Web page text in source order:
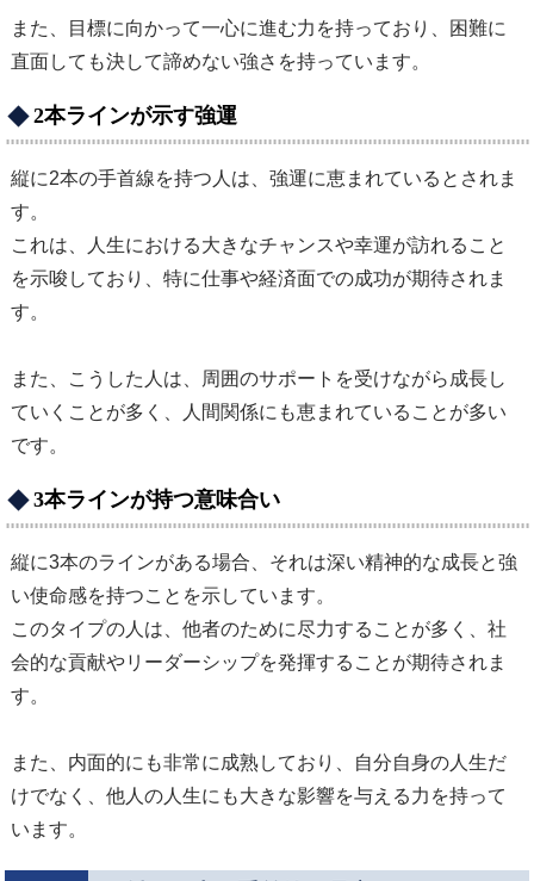
また、目標に向かって一心に進む力を持っており、困難に
直面しても決して諦めない強さを持っています。
2本ラインが示す強運
縦に2本の手首線を持つ人は、強運に恵まれているとされま
す。
これは、人生における大きなチャンスや幸運が訪れること
を示唆しており、特に仕事や経済面での成功が期待されま
す。
また、こうした人は、周囲のサポートを受けながら成長し
ていくことが多く、人間関係にも恵まれていることが多い
です。
3本ラインが持つ意味合い
縦に3本のラインがある場合、それは深い精神的な成長と強
い使命感を持つことを示しています。
このタイプの人は、他者のために尽力することが多く、社
会的な貢献やリーダーシップを発揮することが期待されま
す。
また、内面的にも非常に成熟しており、自分自身の人生だ
けでなく、他人の人生にも大きな影響を与える力を持って
います。